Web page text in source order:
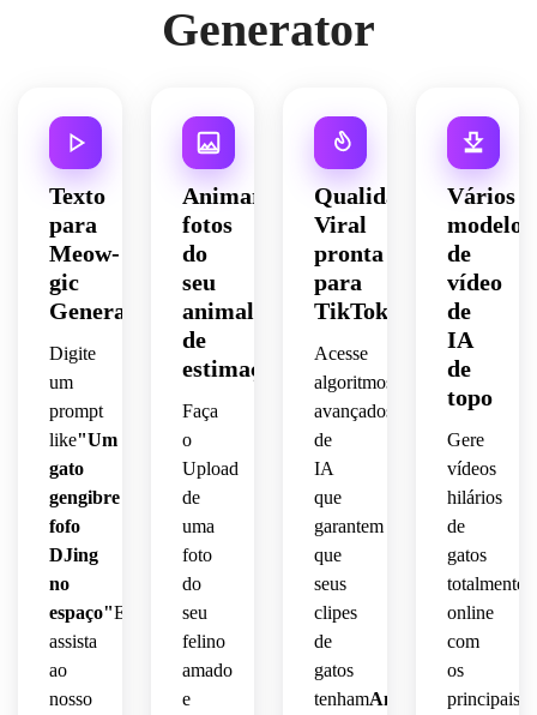
Generator
Texto
para
Meow-
gic
Generation
Digite
um
prompt
like"Um
gato
gengibre
fofo
DJing
no
espaço"E
assista
ao
nosso
Animar
fotos
do
seu
animal
de
estimação
Faça
o
Upload
de
uma
foto
do
seu
felino
amado
e
Qualidade
Viral
pronta
para
TikTok
Acesse
algoritmos
avançados
de
IA
que
garantem
que
seus
clipes
de
gatos
tenhamAnimações
Vários
modelos
de
vídeo
de
IA
de
topo
Gere
vídeos
hilários
de
gatos
totalmente
online
com
os
principais